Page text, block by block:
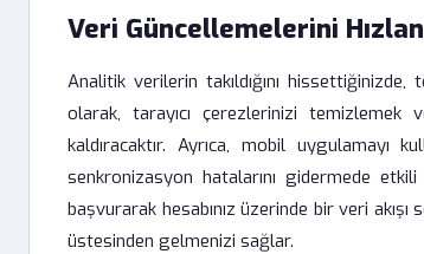
Veri Güncellemelerini
Analitik verilerin takıldığını
olarak, tarayıcı çerezlerinizi temizlemek
kaldıracaktır. Ayrıca, mobil uygulamayı
senkronizasyon hatalarını gidermede
başvurarak hesabınız üzerinde bir veri
üstesinden gelmenizi sağlar.